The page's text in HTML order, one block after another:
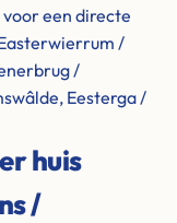
voor een directe
/
/
Eesterga /
huis
/